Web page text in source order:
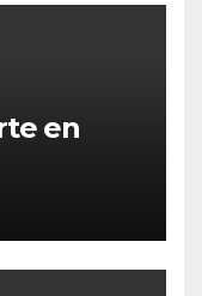
en